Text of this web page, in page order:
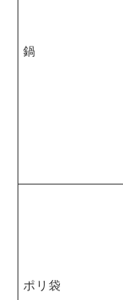
鍋
ポリ袋